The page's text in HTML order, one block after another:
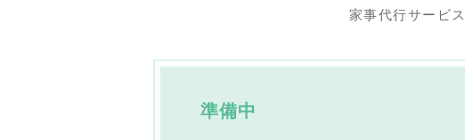
家事代行サービ
準備中